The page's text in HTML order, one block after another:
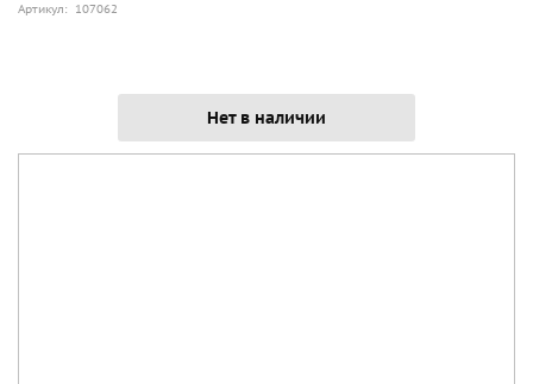
Артикул: 107062
Нет в наличии